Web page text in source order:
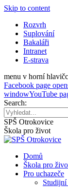
Skip to content
Rozvrh
Suplování
Bakaláři
Intranet
E-strava
menu v horní
Facebook page
windowYouTube
Search:
SPŠ Otrokovice
Škola pro život
Domů
Škola pro
Pro uchazeče